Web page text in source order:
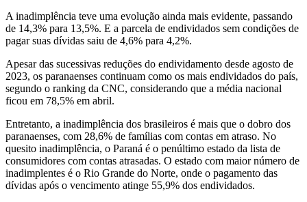
A inadimplência teve uma evolução ainda mais evidente, passando
de 14,3% para 13,5%. E a parcela de endividados sem condições de
pagar suas dívidas saiu de 4,6% para 4,2%.
Apesar das sucessivas reduções do endividamento desde agosto de
2023, os paranaenses continuam como os mais endividados do país,
segundo o ranking da CNC, considerando que a média nacional
ficou em 78,5% em abril.
Entretanto, a inadimplência dos brasileiros é mais que o dobro dos
paranaenses, com 28,6% de famílias com contas em atraso. No
quesito inadimplência, o Paraná é o penúltimo estado da lista de
consumidores com contas atrasadas. O estado com maior número de
inadimplentes é o Rio Grande do Norte, onde o pagamento das
dívidas após o vencimento atinge 55,9% dos endividados.